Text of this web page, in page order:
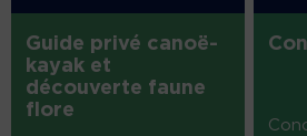
Guide privé canoë-
kayak et
découverte faune
flore